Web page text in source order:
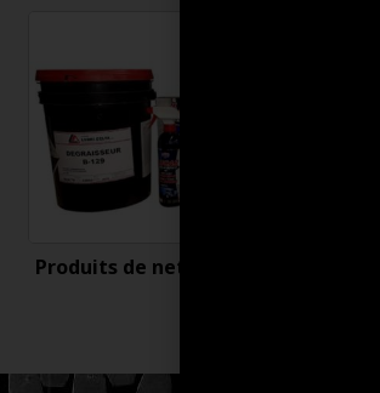
Produits de nettoyage